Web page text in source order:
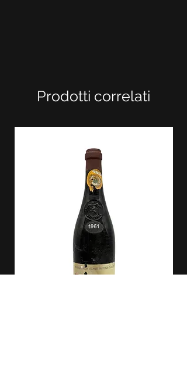
Prodotti correlati